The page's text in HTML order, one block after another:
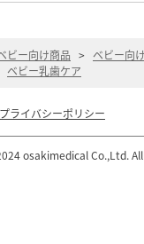
ビー向け商品 > ベビー向
ベビー乳歯ケア
プライバシーポリシー
osakimedical Co.,Ltd.